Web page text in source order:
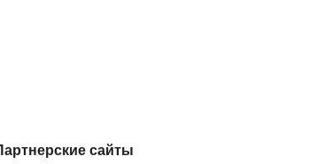
Партнерские сайты